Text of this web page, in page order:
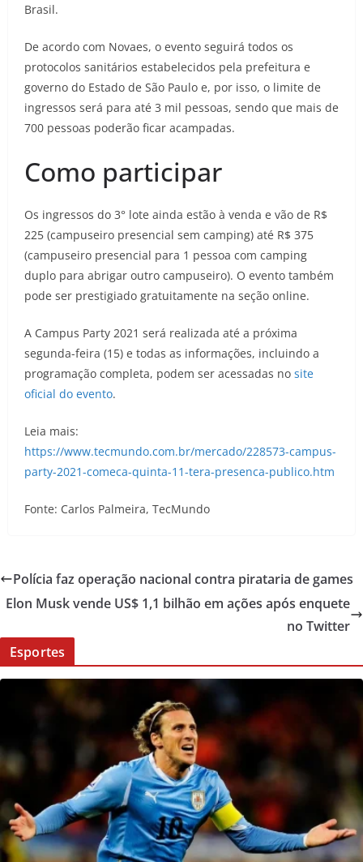
Brasil.
De acordo com Novaes, o evento seguirá todos os
protocolos sanitários estabelecidos pela prefeitura e
governo do Estado de São Paulo e, por isso, o limite de
ingressos será para até 3 mil pessoas, sendo que mais de
700 pessoas poderão ficar acampadas.
Como participar
Os ingressos do 3° lote ainda estão à venda e vão de R$
225 (campuseiro presencial sem camping) até R$ 375
(campuseiro presencial para 1 pessoa com camping
duplo para abrigar outro campuseiro). O evento também
pode ser prestigiado gratuitamente na seção online.
A Campus Party 2021 será realizada até a próxima
segunda-feira (15) e todas as informações, incluindo a
programação completa, podem ser acessadas no site
oficial do evento.
Leia mais:
https://www.tecmundo.com.br/mercado/228573-campus-
party-2021-comeca-quinta-11-tera-presenca-publico.htm
Fonte: Carlos Palmeira, TecMundo
Polícia faz operação nacional contra pirataria de games
Elon Musk vende US$ 1,1 bilhão em ações após enquete
no Twitter
Esportes